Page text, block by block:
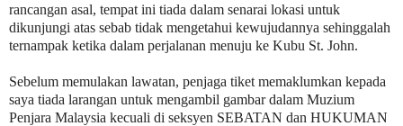
rancangan asal, tempat ini tiada dalam senarai lokasi untuk
dikunjungi atas sebab tidak mengetahui kewujudannya sehinggalah
ternampak ketika dalam perjalanan menuju ke Kubu St. John.
Sebelum memulakan lawatan, penjaga tiket memaklumkan kepada
saya tiada larangan untuk mengambil gambar dalam Muzium
Penjara Malaysia kecuali di seksyen SEBATAN dan HUKUMAN